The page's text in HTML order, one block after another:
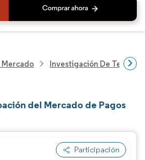
Mercado Investigación De
del Mercado de Pagos
Participación